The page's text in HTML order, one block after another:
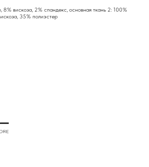
8% вискоза, 2% спандекс, основная ткань 2: 100%
35% полиэстер